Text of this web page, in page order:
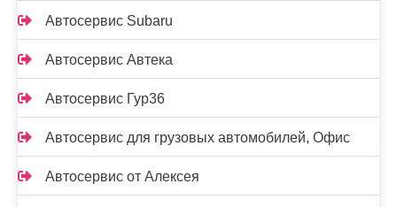
Автосервис Subaru
Автосервис Автека
Автосервис Гур36
Автосервис для грузовых автомобилей, Офис
Автосервис от Алексея